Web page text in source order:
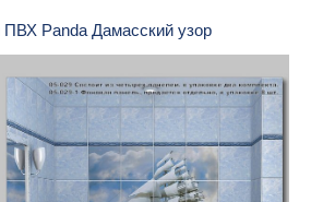
Panda Дамасский узор